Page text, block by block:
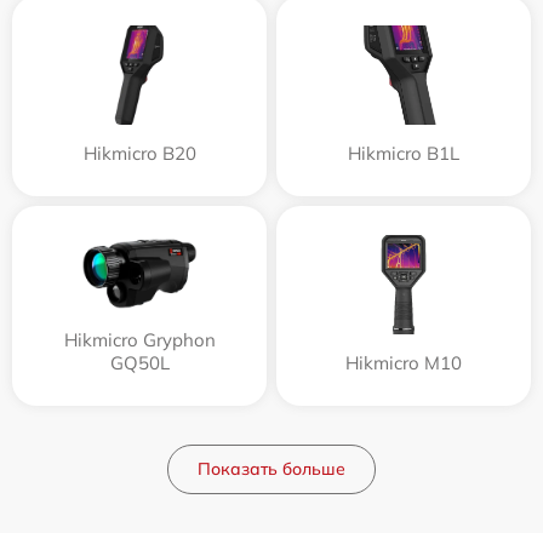
Hikmicro B20 Hikmicro B1L
Hikmicro Gryphon
GQ50L
Hikmicro M10
Показать больше